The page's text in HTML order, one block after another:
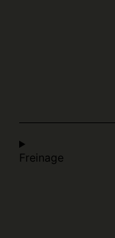
Freinage